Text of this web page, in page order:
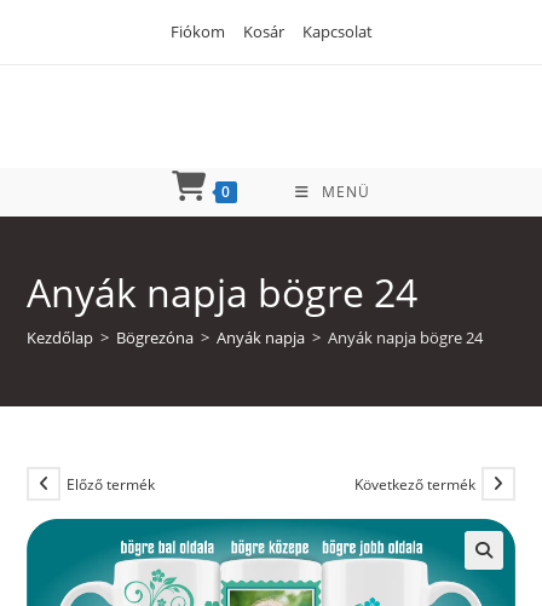
Fiókom Kosár Kapcsolat
0 MENÜ
Anyák napja bögre 24
Kezdőlap > Bögrezóna > Anyák napja > Anyák napja bögre 24
Előző termék Következő termék